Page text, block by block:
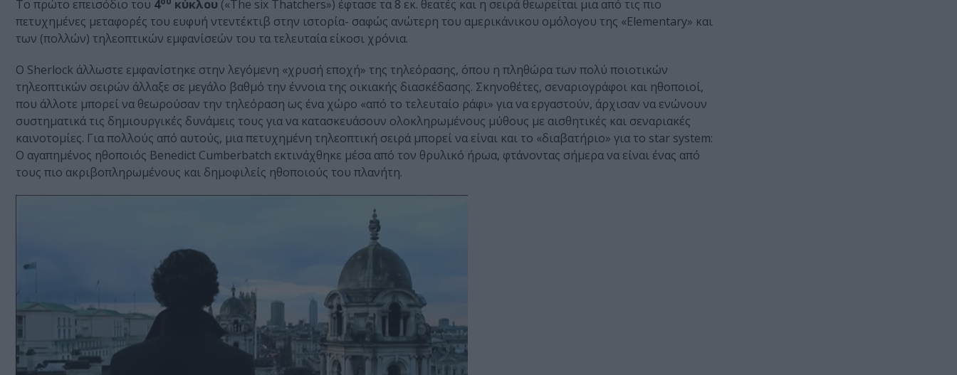
Το πρώτο επεισόδιο του 4 κύκλου («The six Thatchers») έφτασε τα 8 εκ. θεατές και η σειρά θεωρείται μια από τις πιο
πετυχημένες μεταφορές του ευφυή ντεντέκτιβ στην ιστορία- σαφώς ανώτερη του αμερικάνικου ομόλογου της «Elementary» και
των (πολλών) τηλεοπτικών εμφανίσεών του τα τελευταία είκοσι χρόνια.
Ο Sherlock άλλωστε εμφανίστηκε στην λεγόμενη «χρυσή εποχή» της τηλεόρασης, όπου η πληθώρα των πολύ ποιοτικών
τηλεοπτικών σειρών άλλαξε σε μεγάλο βαθμό την έννοια της οικιακής διασκέδασης. Σκηνοθέτες, σεναριογράφοι και ηθοποιοί,
που άλλοτε μπορεί να θεωρούσαν την τηλεόραση ως ένα χώρο «από το τελευταίο ράφι» για να εργαστούν, άρχισαν να ενώνουν
συστηματικά τις δημιουργικές δυνάμεις τους για να κατασκευάσουν ολοκληρωμένους μύθους με αισθητικές και σεναριακές
καινοτομίες. Για πολλούς από αυτούς, μια πετυχημένη τηλεοπτική σειρά μπορεί να είναι και το «διαβατήριο» για το star system:
Ο αγαπημένος ηθοποιός Benedict Cumberbatch εκτινάχθηκε μέσα από τον θρυλικό ήρωα, φτάνοντας σήμερα να είναι ένας από
τους πιο ακριβοπληρωμένους και δημοφιλείς ηθοποιούς του πλανήτη.